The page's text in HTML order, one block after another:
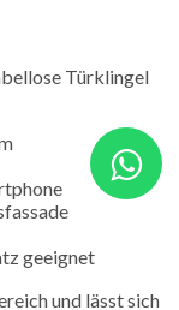
Türklingel
geeignet
und lässt sich